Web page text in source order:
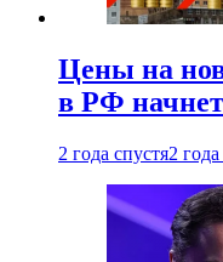
Цены на
в РФ
2 года спустя2